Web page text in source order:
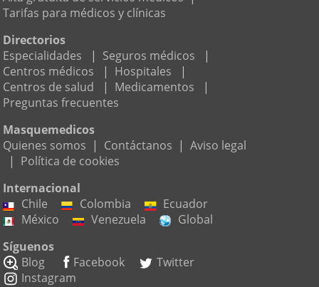
Tarifas para médicos y clínicas
Directorios
Especialidades
| Seguros médicos
|
Centros médicos
| Hospitales
|
Centros de salud
| Medicamentos
|
Preguntas frecuentes
Masquemedicos
Quienes somos | Contáctanos | Aviso legal
| Política de cookies
Internacional
Chile
Colombia
Ecuador
México
Venezuela
Global
Síguenos
Blog
Facebook
Twitter
Instagram